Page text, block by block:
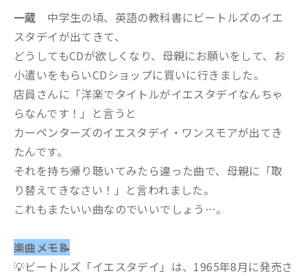
一蔵 中学生の頃、英語の教科書にビートルズのイエ
スタデイが出てきて、
どうしてもCDが欲しくなり、母親にお願いをして、お
小遣いをもらいCDショップに買いに行きました。
店員さんに「洋楽でタイトルがイエスタデイなんちゃ
らなんです！」と言うと
カーペンターズのイエスタデイ・ワンスモアが出てき
たんです。
それを持ち帰り聴いてみたら違った曲で、母親に「取
り替えてきなさい！」と言われました。
これもまたいい曲なのでいいでしょう…。
楽曲メモ📝
💡ビートルズ「‎イエスタデイ」は、1965年8月に発売さ